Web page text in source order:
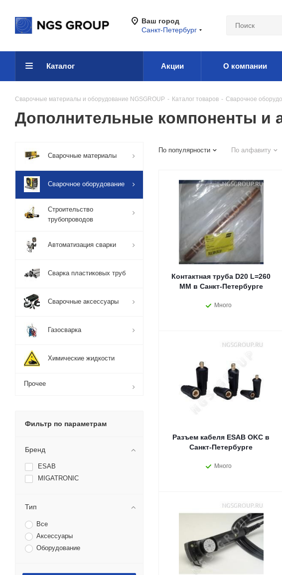
Ваш город
Санкт-Петербург
Каталог Акции О компании
Сварочные материалы и оборудование NGSGROUP - Каталог товаров - Сварочное
Дополнительные компоненты и
По популярности По алфавиту
Контактная труба D20 L=260
MM в Санкт-Петербурге
Много
Разъем кабеля ESAB OKC в
Санкт-Петербурге
Много
Сварочные материалы
Сварочное оборудование
Строительство
трубопроводов
Автоматизация сварки
Сварка пластиковых труб
Сварочные аксессуары
Газосварка
Химические жидкости
Прочее
Фильтр по параметрам
Бренд
ESAB
MIGATRONIC
Тип
Все
Аксессуары
Оборудование